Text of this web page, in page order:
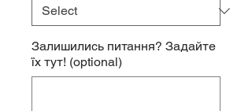
Залишились питання? Задайте
їх тут! (optional)